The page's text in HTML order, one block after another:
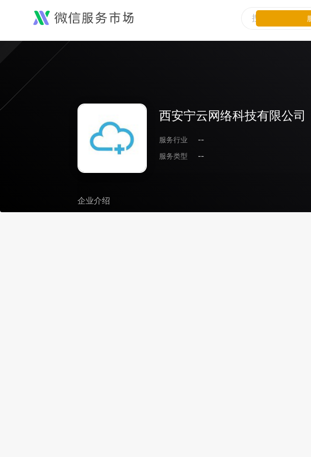
西安宁云网络科技有限公司
服务行业
--
服务类型
--
企业介绍